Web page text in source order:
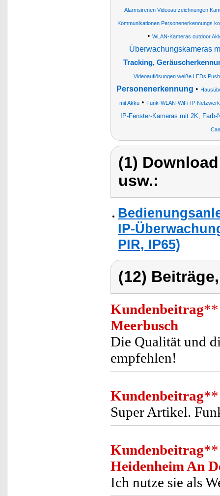
Alarmsirenen Videoaufzeichnungen
Kommunikationen Personenerkennungs
• WLAN-Kameras outdoor
Überwachungskameras
Tracking,
Videoauflösungen weiße LEDs Push
Personenerkennung •
mit Akku• Funk-WLAN-WiFi-IP-
IP-Fenster-Kameras mit 2K,
(1)
usw.:
IP-
PIR, IP65)
(12)
Kundenbeitrag**
Meerbusch
Die Qualität und
empfehlen!
Kundenbeitrag**
Super Artikel.
Kundenbeitrag**
Heidenheim An
Ich nutze sie als